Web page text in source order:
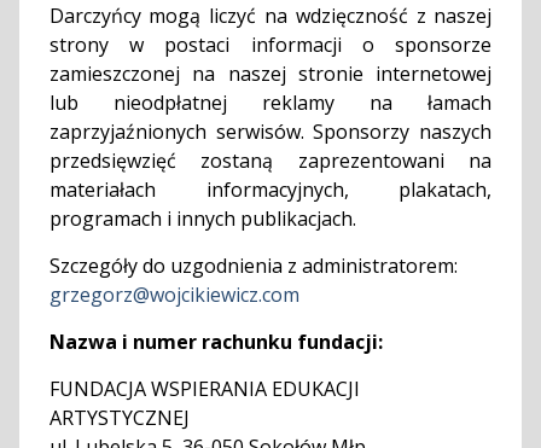
Darczyńcy mogą liczyć na wdzięczność z naszej
strony w postaci informacji o sponsorze
zamieszczonej na naszej stronie internetowej
lub nieodpłatnej reklamy na łamach
zaprzyjaźnionych serwisów. Sponsorzy naszych
przedsięwzięć zostaną zaprezentowani na
materiałach informacyjnych, plakatach,
programach i innych publikacjach.
Szczegóły do uzgodnienia z administratorem:
grzegorz@wojcikiewicz.com
Nazwa i numer rachunku fundacji:
FUNDACJA WSPIERANIA EDUKACJI
ARTYSTYCZNEJ